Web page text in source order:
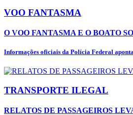
VOO FANTASMA
O VOO FANTASMA E O BOATO
Informações oficiais da Polícia Federal
TRANSPORTE ILEGAL
RELATOS DE PASSAGEIROS